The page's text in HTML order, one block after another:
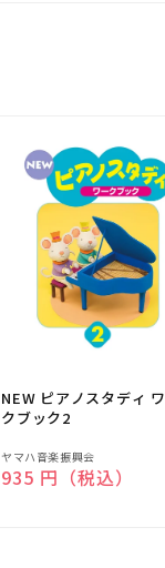
NEW ピアノスタディ
クブック2
販
売
ヤマハ音楽振興会
通常価格
935 円（税込）